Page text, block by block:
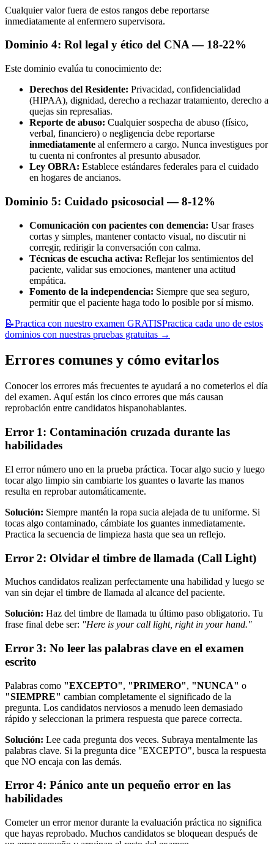
Cualquier valor fuera de estos rangos debe reportarse
inmediatamente al enfermero supervisora.
Dominio 4: Rol legal y ético del CNA — 18-22%
Este dominio evalúa tu conocimiento de:
Derechos del Residente: Privacidad, confidencialidad
(HIPAA), dignidad, derecho a rechazar tratamiento, derecho a
quejas sin represalias.
Reporte de abuso: Cualquier sospecha de abuso (físico,
verbal, financiero) o negligencia debe reportarse
inmediatamente al enfermero a cargo. Nunca investigues por
tu cuenta ni confrontes al presunto abusador.
Ley OBRA: Establece estándares federales para el cuidado
en hogares de ancianos.
Dominio 5: Cuidado psicosocial — 8-12%
Comunicación con pacientes con demencia: Usar frases
cortas y simples, mantener contacto visual, no discutir ni
corregir, redirigir la conversación con calma.
Técnicas de escucha activa: Reflejar los sentimientos del
paciente, validar sus emociones, mantener una actitud
empática.
Fomento de la independencia: Siempre que sea seguro,
permitir que el paciente haga todo lo posible por sí mismo.
📝Practica con nuestro examen GRATISPractica cada uno de estos
dominios con nuestras pruebas gratuitas →
Errores comunes y cómo evitarlos
Conocer los errores más frecuentes te ayudará a no cometerlos el día
del examen. Aquí están los cinco errores que más causan
reprobación entre candidatos hispanohablantes.
Error 1: Contaminación cruzada durante las
habilidades
El error número uno en la prueba práctica. Tocar algo sucio y luego
tocar algo limpio sin cambiarte los guantes o lavarte las manos
resulta en reprobar automáticamente.
Solución: Siempre mantén la ropa sucia alejada de tu uniforme. Si
tocas algo contaminado, cámbiate los guantes inmediatamente.
Practica la secuencia de limpieza hasta que sea un reflejo.
Error 2: Olvidar el timbre de llamada (Call Light)
Muchos candidatos realizan perfectamente una habilidad y luego se
van sin dejar el timbre de llamada al alcance del paciente.
Solución: Haz del timbre de llamada tu último paso obligatorio. Tu
frase final debe ser: "Here is your call light, right in your hand."
Error 3: No leer las palabras clave en el examen
escrito
Palabras como "EXCEPTO", "PRIMERO", "NUNCA" o
"SIEMPRE" cambian completamente el significado de la
pregunta. Los candidatos nerviosos a menudo leen demasiado
rápido y seleccionan la primera respuesta que parece correcta.
Solución: Lee cada pregunta dos veces. Subraya mentalmente las
palabras clave. Si la pregunta dice "EXCEPTO", busca la respuesta
que NO encaja con las demás.
Error 4: Pánico ante un pequeño error en las
habilidades
Cometer un error menor durante la evaluación práctica no significa
que hayas reprobado. Muchos candidatos se bloquean después de